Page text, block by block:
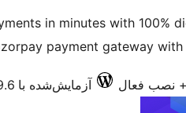
in minutes with 100%
payment gateway with
آزمایش‌شده با 6.9.6